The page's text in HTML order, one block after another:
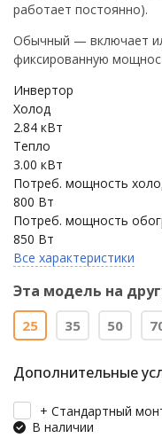
работает постоянно).
Обычный — включает
фиксированную
Инвертор
Холод
2.84 кВт
Тепло
3.00 кВт
Потреб. мощность
800 Вт
Потреб. мощность
850 Вт
Все характеристики
Эта модель на
25 35 50
Дополнительные
+ Стандартный
В наличии